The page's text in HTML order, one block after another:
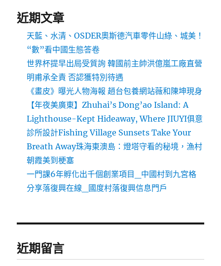
近期文章
天藍、水清、OSDER奧斯德汽車零件山綠、城美！
“數”看中國生態答卷
世界杯提早出局受質詢 韓國前主帥洪億嵐工廠直營
明甫承全責 否認獲特別待遇
《畫皮》曝光人物海報 趙台包養網站薇和陳坤現身
【年夜美廣東】Zhuhai’s Dong’ao Island: A
Lighthouse-Kept Hideaway, Where JIUYI俱意
診所設計Fishing Village Sunsets Take Your
Breath Away珠海東澳島：燈塔守看的秘境，漁村
朝霞美到梗塞
一門課6年孵化出千個創業項目_中國村到九宮格
分享落復興在線_國度村落復興信息門戶
近期留言